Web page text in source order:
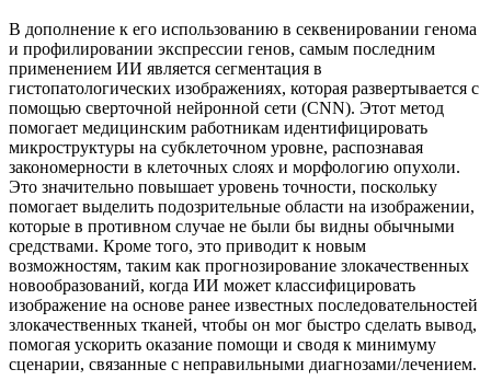
В дополнение к его использованию в секвенировании генома
и профилировании экспрессии генов, самым последним
применением ИИ является сегментация в
гистопатологических изображениях, которая развертывается с
помощью сверточной нейронной сети (CNN). Этот метод
помогает медицинским работникам идентифицировать
микроструктуры на субклеточном уровне, распознавая
закономерности в клеточных слоях и морфологию опухоли.
Это значительно повышает уровень точности, поскольку
помогает выделить подозрительные области на изображении,
которые в противном случае не были бы видны обычными
средствами. Кроме того, это приводит к новым
возможностям, таким как прогнозирование злокачественных
новообразований, когда ИИ может классифицировать
изображение на основе ранее известных последовательностей
злокачественных тканей, чтобы он мог быстро сделать вывод,
помогая ускорить оказание помощи и сводя к минимуму
сценарии, связанные с неправильными диагнозами/лечением.